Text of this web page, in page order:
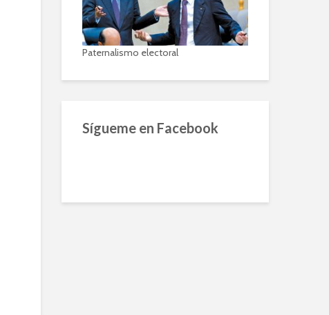
Paternalismo electoral
Sígueme en Facebook